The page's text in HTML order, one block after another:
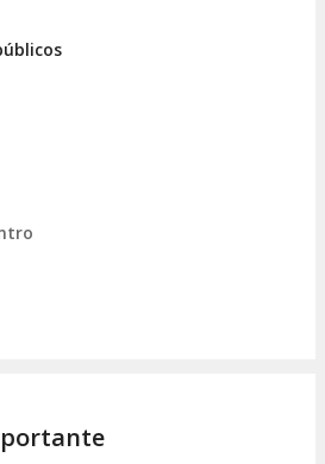
visita y tiempo libre en las aldeas.
y bebidas, gastos personales